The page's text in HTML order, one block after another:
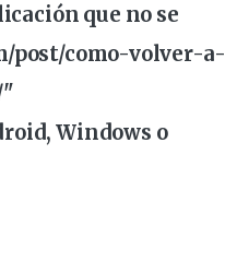
que no se
post/como-volver-a-
"
, Windows o